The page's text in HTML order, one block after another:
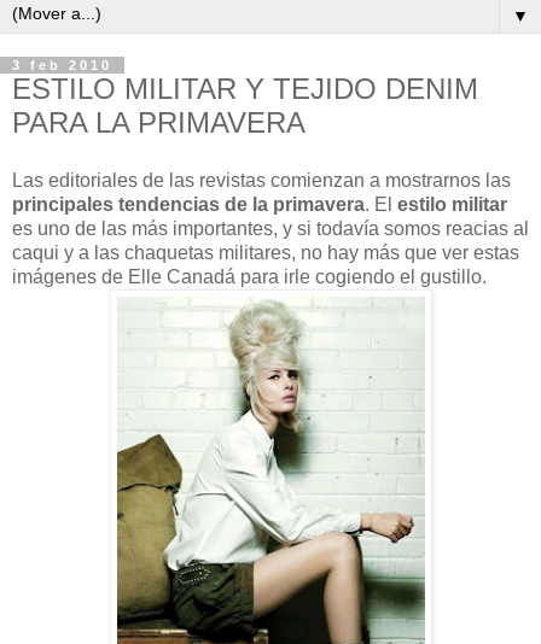
▼
3 feb 2010
ESTILO MILITAR Y TEJIDO DENIM
PARA LA PRIMAVERA
Las editoriales de las revistas comienzan a mostrarnos las
principales tendencias de la primavera. El estilo militar
es uno de las más importantes, y si todavía somos reacias al
caqui y a las chaquetas militares, no hay más que ver estas
imágenes de Elle Canadá para irle cogiendo el gustillo.